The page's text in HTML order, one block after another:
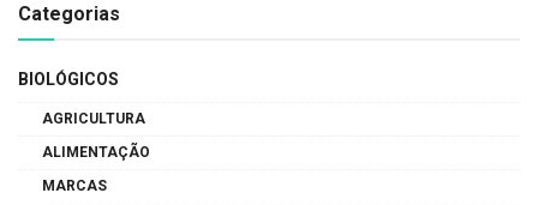
Categorias
BIOLÓGICOS
AGRICULTURA
ALIMENTAÇÃO
MARCAS